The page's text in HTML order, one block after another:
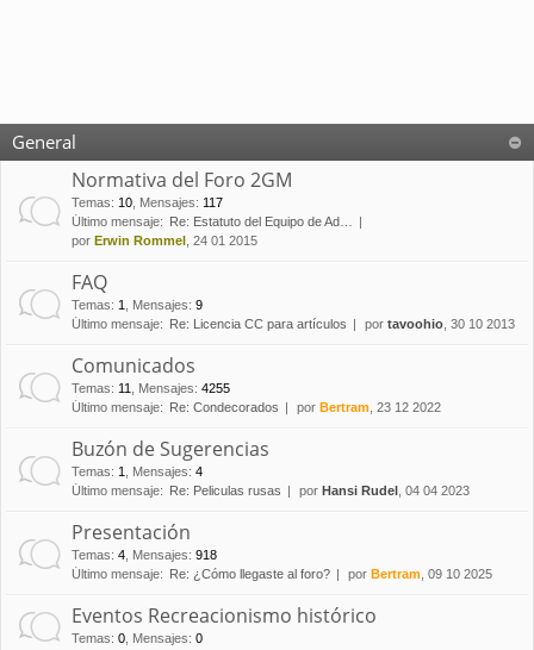
General
Normativa del Foro 2GM
Temas: 10 Mensajes: 117
Último mensaje:
Re: Estatuto del Equipo de Ad…
por Erwin Rommel , 24 01 2015
FAQ
Temas: 1 Mensajes: 9
Último mensaje:
Re: Licencia CC para artículos por tavoohio , 30 10 2013
Comunicados
Temas: 11 Mensajes: 4255
Último mensaje:
Re: Condecorados por Bertram , 23 12 2022
Buzón de Sugerencias
Temas: 1 Mensajes: 4
Último mensaje:
Re: Peliculas rusas por Hansi Rudel , 04 04 2023
Presentación
Temas: 4 Mensajes: 918
Último mensaje:
Re: ¿Cómo llegaste al foro? por Bertram , 09 10 2025
Eventos Recreacionismo histórico
Temas: 0 Mensajes: 0